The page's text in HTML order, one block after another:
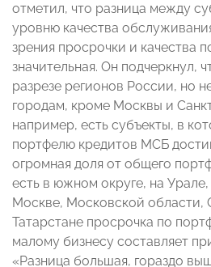
отметил, что разница между
уровню качества
зрения просрочки и качества
значительная. Он подчеркнул,
разрезе регионов России, но
городам, кроме Москвы и
например, есть субъекты, в
портфелю кредитов МСБ
огромная доля от общего
есть в южном округе, на
Москве, Московской области,
Татарстане просрочка по
малому бизнесу составляет
«Разница большая, гораздо